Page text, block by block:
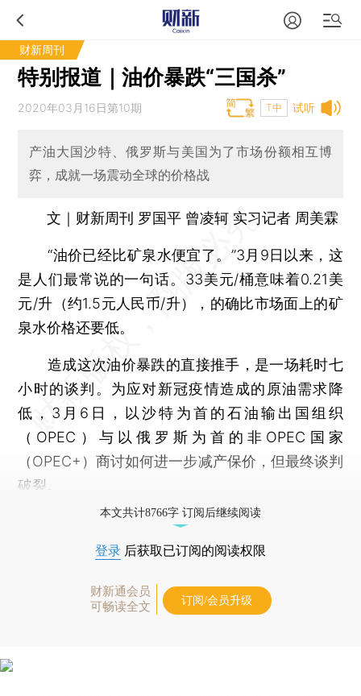
财新周刊
特别报道｜油价暴跌“三国杀”
试听
2020年03月16日第10期 T中
产油大国沙特、俄罗斯与美国为了市场份额相互博
弈，成就一场震动全球的价格战
文｜财新周刊 罗国平 曾凌轲 实习记者 周美霖
“油价已经比矿泉水便宜了。”3月9日以来，这
是人们最常说的一句话。33美元/桶意味着0.21美
元/升（约1.5元人民币/升），的确比市场面上的矿
泉水价格还要低。
造成这次油价暴跌的直接推手，是一场耗时七
小时的谈判。为应对新冠疫情造成的原油需求降
低，3月6日，以沙特为首的石油输出国组织
（OPEC）与以俄罗斯为首的非OPEC国家
（OPEC+）商讨如何进一步减产保价，但最终谈判
破裂。
本文共计8766字 订阅后继续阅读
登录 后获取已订阅的阅读权限
财新通会员
可畅读全文
订阅/会员升级